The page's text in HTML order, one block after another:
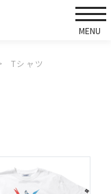
Tシャツ